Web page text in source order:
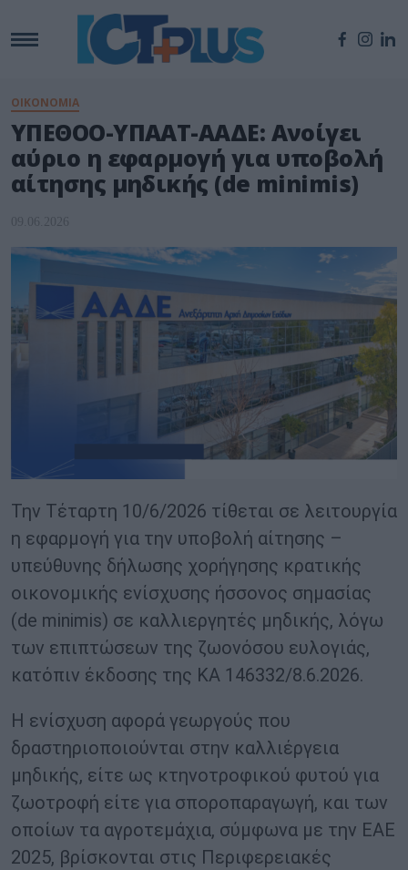
ΟΙΚΟΝΟΜΙΑ
ΥΠΕΘΟΟ-ΥΠΑΑΤ-ΑΑΔΕ: Ανοίγει
αύριο η εφαρμογή για υποβολή
αίτησης μηδικής (de minimis)
09.06.2026
Την Τέταρτη 10/6/2026 τίθεται σε λειτουργία
η εφαρμογή για την υποβολή αίτησης –
υπεύθυνης δήλωσης χορήγησης κρατικής
οικονομικής ενίσχυσης ήσσονος σημασίας
(de minimis) σε καλλιεργητές μηδικής, λόγω
των επιπτώσεων της ζωονόσου ευλογιάς,
κατόπιν έκδοσης της ΚΑ 146332/8.6.2026.
Η ενίσχυση αφορά γεωργούς που
δραστηριοποιούνται στην καλλιέργεια
μηδικής, είτε ως κτηνοτροφικού φυτού για
ζωοτροφή είτε για σποροπαραγωγή, και των
οποίων τα αγροτεμάχια, σύμφωνα με την ΕΑΕ
2025, βρίσκονται στις Περιφερειακές